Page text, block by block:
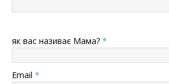
як вас називає Мама? *
Email *